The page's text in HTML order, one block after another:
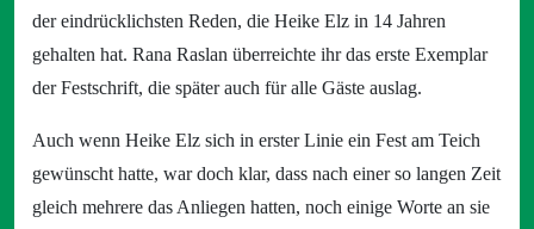
der eindrücklichsten Reden, die Heike Elz in 14 Jahren
gehalten hat. Rana Raslan überreichte ihr das erste Exemplar
der Festschrift, die später auch für alle Gäste auslag.
Auch wenn Heike Elz sich in erster Linie ein Fest am Teich
gewünscht hatte, war doch klar, dass nach einer so langen Zeit
gleich mehrere das Anliegen hatten, noch einige Worte an sie